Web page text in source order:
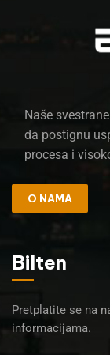
Naše
da postignu
procesa i
O NAMA
Bilten
Pretplatite se na
informacijama.